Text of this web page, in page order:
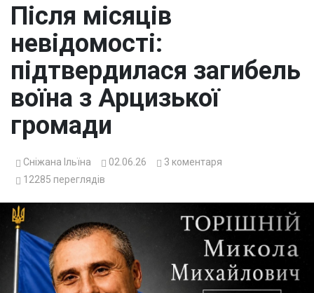
Після місяців
невідомості:
підтвердилася загибель
воїна з Арцизької
громади
Сніжана Ільїна 02.06.26 3 коментаря
12285 переглядів